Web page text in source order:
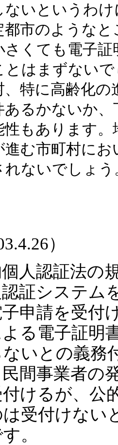
ないというわ
都市のような
さくても電子
とはまずない
、特に高齢化
あるかないか
性もあります。
進む市町村に
れないでしょう
）
人認証法の
証システム
申請を受付
る電子証明
いとの義務
間事業者の
けるが、公
は受付けない
。